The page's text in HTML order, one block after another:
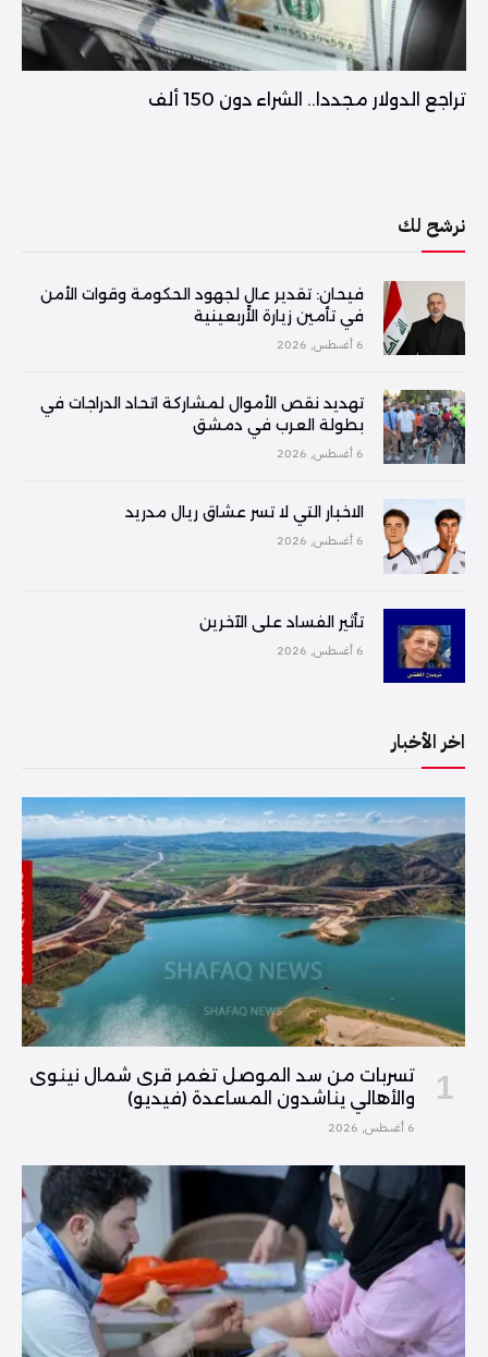
تراجع الدولار مجددا.. الشراء دون 150 ألف
نرشح لك
فیحان: تقدير عالٍ لجهود الحكومة وقوات الأمن
في تأمين زيارة الأربعينية
6 أغسطس, 2026
تهديد نقص الأموال لمشاركة اتحاد الدراجات في
بطولة العرب في دمشق
6 أغسطس, 2026
الاخبار التي لا تسر عشاق ريال مدريد
6 أغسطس, 2026
تأثير الفساد على الآخرين
6 أغسطس, 2026
اخر الأخبار
تسربات من سد الموصل تغمر قرى شمال نينوى
والأهالي يناشدون المساعدة (فيديو)
6 أغسطس, 2026